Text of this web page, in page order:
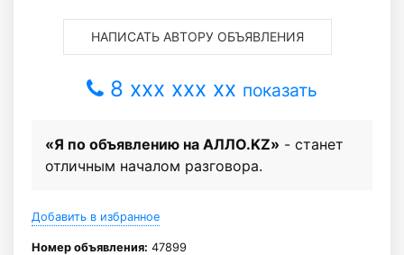
НАПИСАТЬ АВТОРУ ОБЪЯВЛЕНИЯ
8 xxx xxx xx показать
«Я по объявлению на АЛЛО.KZ» - станет
отличным началом разговора.
Добавить в избранное
Номер объявления: 47899